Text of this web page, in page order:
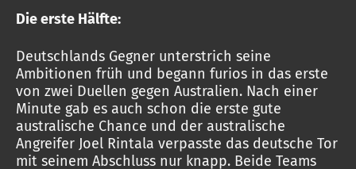
Die erste Hälfte:
Deutschlands Gegner unterstrich seine
Ambitionen früh und begann furios in das erste
von zwei Duellen gegen Australien. Nach einer
Minute gab es auch schon die erste gute
australische Chance und der australische
Angreifer Joel Rintala verpasste das deutsche Tor
mit seinem Abschluss nur knapp. Beide Teams